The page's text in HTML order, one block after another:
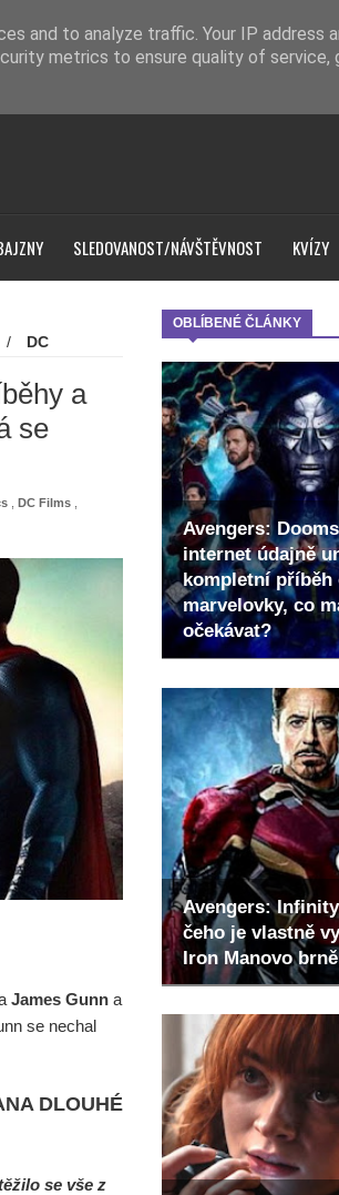
SLEDOVANOST/NÁVŠTĚVNOST KVÍZY
OBLÍBENÉ ČLÁNKY
Avengers:
internet údajně
kompletní příběh
marvelovky, co
očekávat?
Avengers:
čeho je vlastně
Iron Manovo
/
DC
chystá se
a
se
DC Films
James Gunn a
se nechal
DLOUHÉ
se vše z
and to analyze traffic. Your IP address
metrics to ensure quality of service,